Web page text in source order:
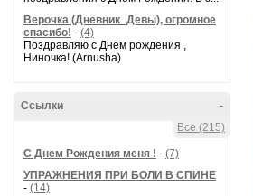
Верочка (Дневник_Девы), огромное
спасибо! - (4)
Поздравляю с Днем рождения ,
Ниночка! (Arnusha)
-
Ссылки
Все (215)
С Днем Рождения меня ! - (7)
УПРАЖНЕНИЯ ПРИ БОЛИ В СПИНЕ
- (14)